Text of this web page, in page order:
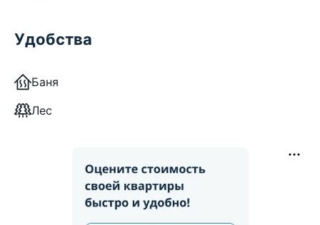
Удобства
Баня
Лес